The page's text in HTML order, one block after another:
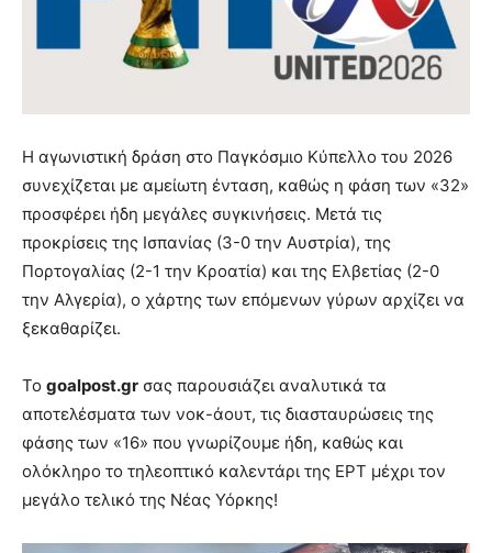
Η αγωνιστική δράση στο Παγκόσμιο Κύπελλο του 2026
συνεχίζεται με αμείωτη ένταση, καθώς η φάση των «32»
προσφέρει ήδη μεγάλες συγκινήσεις. Μετά τις
προκρίσεις της Ισπανίας (3-0 την Αυστρία), της
Πορτογαλίας (2-1 την Κροατία) και της Ελβετίας (2-0
την Αλγερία), ο χάρτης των επόμενων γύρων αρχίζει να
ξεκαθαρίζει.
Το goalpost.gr σας παρουσιάζει αναλυτικά τα
αποτελέσματα των νοκ-άουτ, τις διασταυρώσεις της
φάσης των «16» που γνωρίζουμε ήδη, καθώς και
ολόκληρο το τηλεοπτικό καλεντάρι της ΕΡΤ μέχρι τον
μεγάλο τελικό της Νέας Υόρκης!